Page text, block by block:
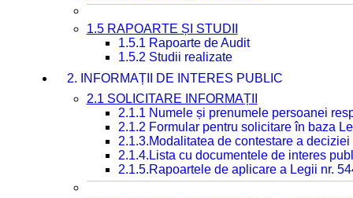
1.5 RAPOARTE ȘI STUDII
1.5.1 Rapoarte de Audit
1.5.2 Studii realizate
2. INFORMAȚII DE INTERES PUBLIC
2.1 SOLICITARE INFORMAȚII
2.1.1 Numele și prenumele persoanei
2.1.2 Formular pentru solicitare în baza
2.1.3.Modalitatea de contestare a
2.1.4.Lista cu documentele de interes
2.1.5.Rapoartele de aplicare a Legii nr.